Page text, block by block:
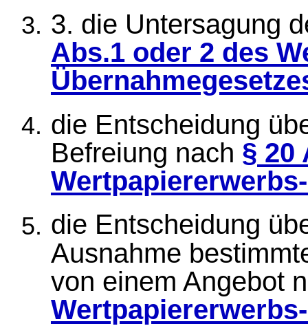
3. die Untersagung
Abs.1 oder 2 des
die Entscheidung
Befreiung nach § 20
die Entscheidung
Ausnahme
von einem Angebot